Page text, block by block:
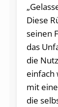
Diese
seinen
das
die
einfach
mit
die